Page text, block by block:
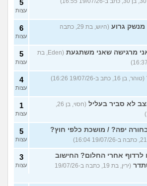
5
עצות
מנשק גרוע
(היוש, בת 29, כתבה
6
עצות
מרגישה שאני משתגעת
(Eden, בת
5
עצות
(טוהר, בן 16, כתב ב-19/07/26 16:26) 4
עצות
לא סביר בעליל
(חסוי, בן 26,
1
עצות
יפה? / מושכת כלפי חוץ? 5
עצות
אחרי החלום? החישוב
(ירין, בת 19, כתבה ב-19/07/26
3
עצות